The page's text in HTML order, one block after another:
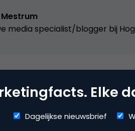
Mestrum
media specialist/blogger bij
Analytics
analytics
Elke
Dagelijkse nieuwsbrief